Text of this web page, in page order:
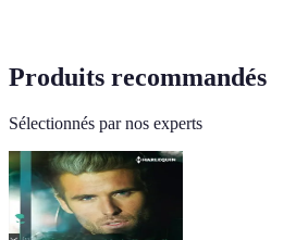
Produits recommandés
Sélectionnés par nos experts